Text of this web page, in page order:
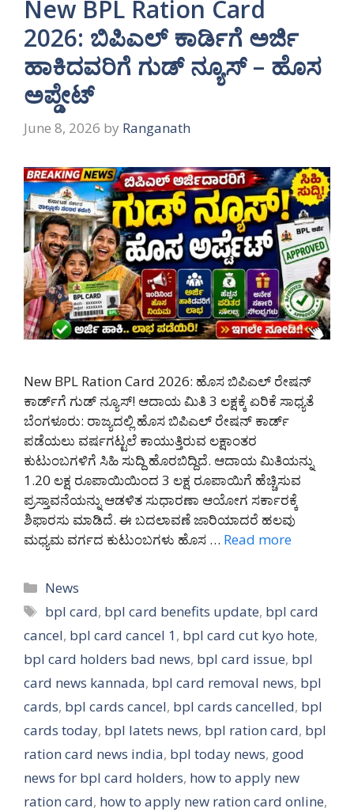
New BPL Ration Card
2026: ಬಿಪಿಎಲ್ ಕಾರ್ಡಿಗೆ ಅರ್ಜಿ
ಹಾಕಿದವರಿಗೆ ಗುಡ್ ನ್ಯೂಸ್ – ಹೊಸ
ಅಪ್ಡೇಟ್
June 8, 2026 by Ranganath
New BPL Ration Card 2026: ಹೊಸ ಬಿಪಿಎಲ್ ರೇಷನ್
ಕಾರ್ಡ್‌ಗೆ ಗುಡ್ ನ್ಯೂಸ್! ಆದಾಯ ಮಿತಿ 3 ಲಕ್ಷಕ್ಕೆ ಏರಿಕೆ ಸಾಧ್ಯತೆ
ಬೆಂಗಳೂರು: ರಾಜ್ಯದಲ್ಲಿ ಹೊಸ ಬಿಪಿಎಲ್ ರೇಷನ್ ಕಾರ್ಡ್
ಪಡೆಯಲು ವರ್ಷಗಟ್ಟಲೆ ಕಾಯುತ್ತಿರುವ ಲಕ್ಷಾಂತರ
ಕುಟುಂಬಗಳಿಗೆ ಸಿಹಿ ಸುದ್ದಿ ಹೊರಬಿದ್ದಿದೆ. ಆದಾಯ ಮಿತಿಯನ್ನು
1.20 ಲಕ್ಷ ರೂಪಾಯಿಯಿಂದ 3 ಲಕ್ಷ ರೂಪಾಯಿಗೆ ಹೆಚ್ಚಿಸುವ
ಪ್ರಸ್ತಾವನೆಯನ್ನು ಆಡಳಿತ ಸುಧಾರಣಾ ಆಯೋಗ ಸರ್ಕಾರಕ್ಕೆ
ಶಿಫಾರಸು ಮಾಡಿದೆ. ಈ ಬದಲಾವಣೆ ಜಾರಿಯಾದರೆ ಹಲವು
ಮಧ್ಯಮ ವರ್ಗದ ಕುಟುಂಬಗಳು ಹೊಸ … Read more
Categories
News
Tags
bpl card, bpl card benefits update, bpl card
cancel, bpl card cancel 1, bpl card cut kyo hote,
bpl card holders bad news, bpl card issue, bpl
card news kannada, bpl card removal news, bpl
cards, bpl cards cancel, bpl cards cancelled, bpl
cards today, bpl latets news, bpl ration card, bpl
ration card news india, bpl today news, good
news for bpl card holders, how to apply new
ration card, how to apply new ration card online,